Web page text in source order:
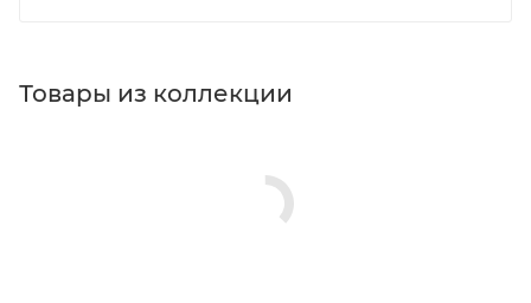
Товары из коллекции